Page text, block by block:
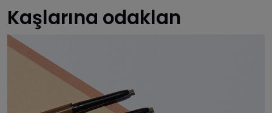
Kaşlarına odaklan